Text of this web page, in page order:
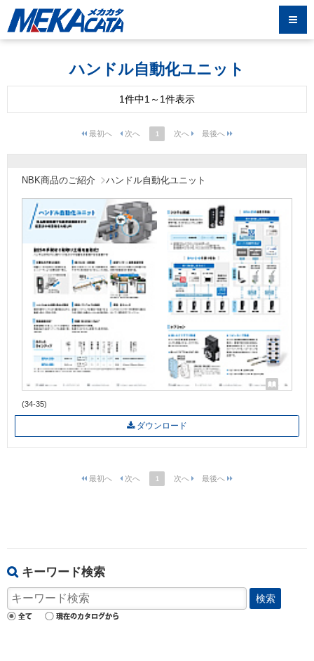
ハンドル自動化ユニット
1件中1～1件表示
1
NBK商品のご紹介 ハンドル自動化ユニット
(34-35)
ダウンロード
1
キーワード検索
検索